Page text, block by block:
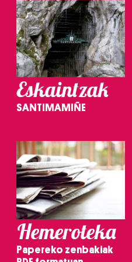
Eskaintzak
SANTIMAMIÑE
Hemeroteka
Papereko zenbakiak